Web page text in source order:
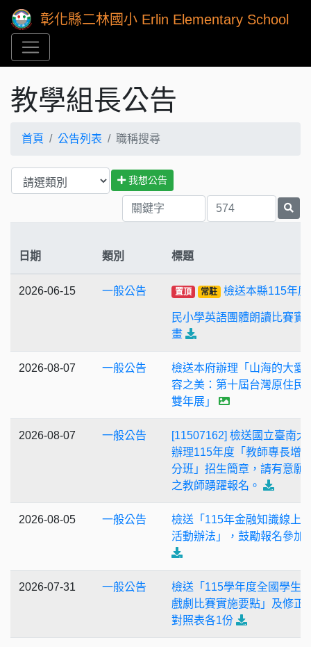
彰化縣二林國小 Erlin Elementary School
教學組長公告
首頁 公告列表 職稱搜尋
我想公告
日期 類別 標題
2026-06-15 一般公告 置頂 常駐 檢送本縣115年度
民小學英語團體朗讀比賽實
畫
2026-08-07 一般公告
檢送本府辦理「山海的大愛
容之美：第十屆台灣原住民
雙年展」
2026-08-07 一般公告
[11507162] 檢送國立臺南大
辦理115年度「教師專長增
分班」招生簡章，請有意願
之教師踴躍報名。
2026-08-05 一般公告
檢送「115年金融知識線上
活動辦法」，鼓勵報名參加
2026-07-31 一般公告
檢送「115學年度全國學生
戲劇比賽實施要點」及修正
對照表各1份